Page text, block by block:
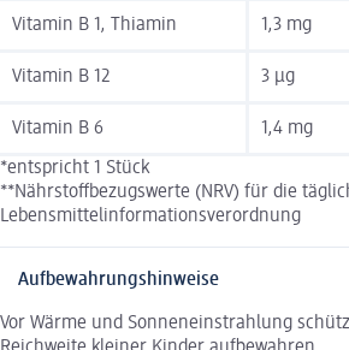
Vitamin B 1, Thiamin 1,3 mg
Vitamin B 12 3 µg
Vitamin B 6 1,4 mg
*entspricht 1 Stück
**Nährstoffbezugswerte (NRV) für die
Lebensmittelinformationsverordnung
Aufbewahrungshinweise
Vor Wärme und Sonneneinstrahlung